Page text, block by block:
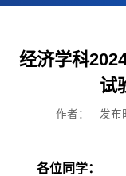
经济学科
试
作者： 发布
各位同学：